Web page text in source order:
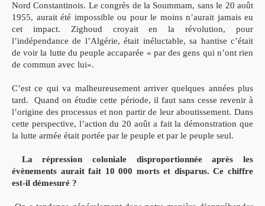
Nord Constantinois. Le congrès de la Soummam, sans le 20 août
1955, aurait été impossible ou pour le moins n’aurait jamais eu
cet impact. Zighoud croyait en la révolution, pour
l’indépendance de l’Algérie, était inéluctable, sa hantise c’était
de voir la lutte du peuple accaparée « par des gens qui n’ont rien
de commun avec lui».
C’est ce qui va malheureusement arriver quelques années plus
tard. Quand on étudie cette période, il faut sans cesse revenir à
l’origine des processus et non partir de leur aboutissement. Dans
cette perspective, l’action du 20 août a fait la démonstration que
la lutte armée était portée par le peuple et par le peuple seul.
La répression coloniale disproportionnée après les
évènements aurait fait 10 000 morts et disparus. Ce chiffre
est-il démesuré ?